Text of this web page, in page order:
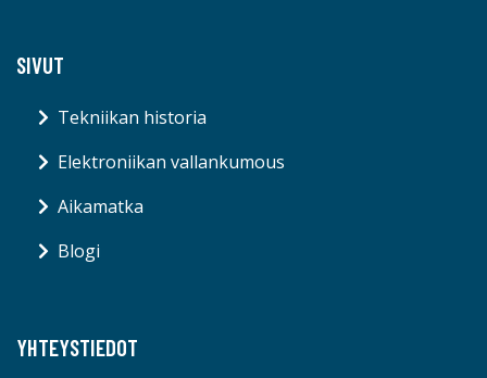
SIVUT
Tekniikan historia
Elektroniikan vallankumous
Aikamatka
Blogi
YHTEYSTIEDOT